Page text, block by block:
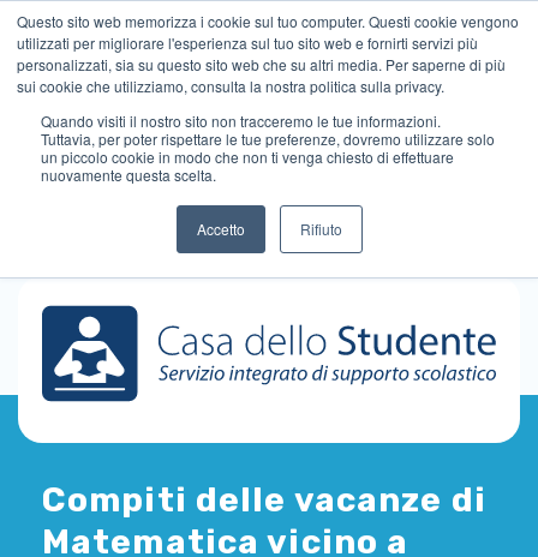
Questo sito web memorizza i cookie sul tuo computer. Questi cookie vengono
utilizzati per migliorare l'esperienza sul tuo sito web e fornirti servizi più
personalizzati, sia su questo sito web che su altri media. Per saperne di più
sui cookie che utilizziamo, consulta la nostra politica sulla privacy.
Quando visiti il ​​nostro sito non tracceremo le tue informazioni.
Tuttavia, per poter rispettare le tue preferenze, dovremo utilizzare solo
un piccolo cookie in modo che non ti venga chiesto di effettuare
nuovamente questa scelta.
Accetto Rifiuto
Compiti delle vacanze di
Matematica vicino a